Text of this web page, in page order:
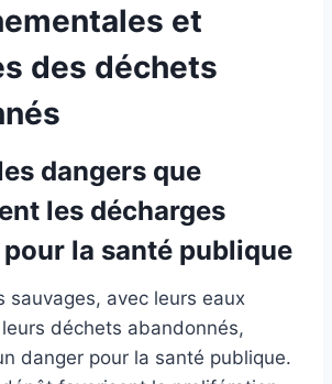
et
des déchets
dangers que
les décharges
la santé publique
sauvages, avec leurs eaux
déchets abandonnés,
danger pour la santé publique.